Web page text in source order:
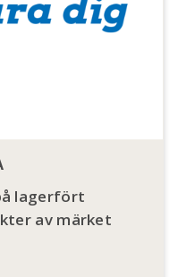
lagerfört
av märket